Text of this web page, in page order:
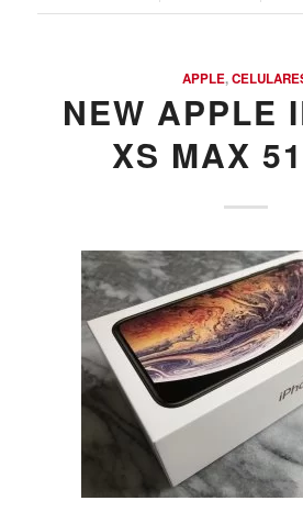
APPLE,
NEW APPLE
XS MAX